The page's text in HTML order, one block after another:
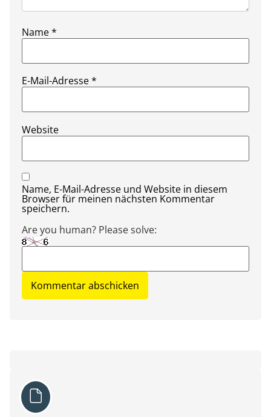
Name*
E-Mail-Adresse*
Website
Name, E-Mail-Adresse und Website in diesem
Browser für meinen nächsten Kommentar
speichern.
Are you human? Please solve: